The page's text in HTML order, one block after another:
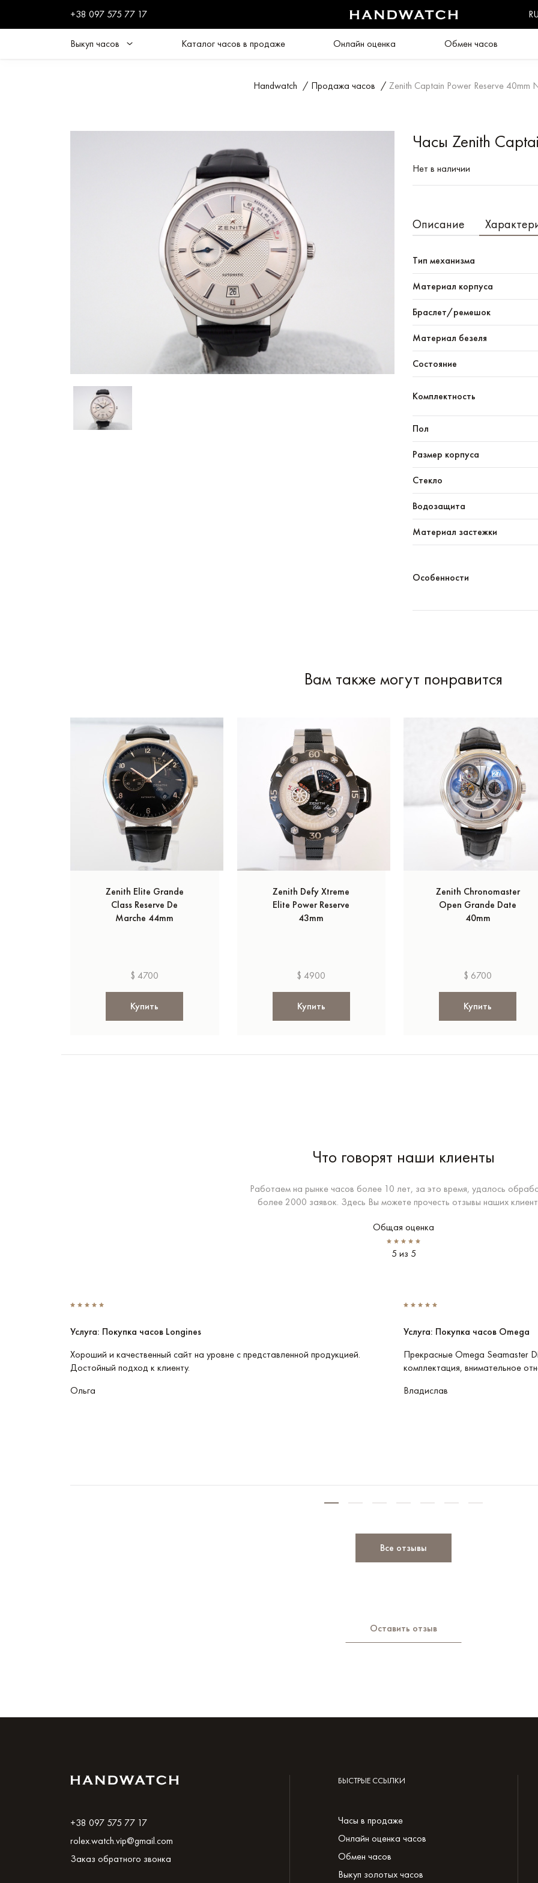
+38 097 575 77 17 RU
Выкуп часов Каталог часов в продаже Онлайн оценка Обмен часов
Handwatch / Продажа часов / Zenith Captain Power Reserve 40mm
Часы Zenith
Нет в наличии
Описание
Тип механизма
Материал корпуса
Браслет/ремешок
Материал безеля
Состояние
Комплектность
Пол
Размер корпуса
Стекло
Водозащита
Материал застежки
Особенности
Вам также могут понравится
Zenith Elite Grande
Class Reserve De
Marche 44mm
$ 4700
Купить
Zenith Defy Xtreme
Elite Power Reserve
43mm
$ 4900
Купить
Zenith Chronomaster
Open Grande Date
40mm
$ 6700
Купить
Что говорят наши клиенты
Работаем на рынке часов более 10 лет, за это время, удалось
более 2000 заявок. Здесь Вы можете прочесть отзывы наших
Общая оценка
5 из 5
Услуга: Покупка часов Longines
Хороший и качественный сайт на уровне с представленной продукцией.
Достойный подход к клиенту.
Ольга
Услуга: Покупка часов Omega
Прекрасные Omega Seamaster
комплектация, внимательное
Владислав
Все отзывы
Оставить отзыв
+38 097 575 77 17
rolex.watch.vip@gmail.com
Заказ обратного звонка
БЫСТРЫЕ ССЫЛКИ
Часы в продаже
Онлайн оценка часов
Обмен часов
Выкуп золотых часов